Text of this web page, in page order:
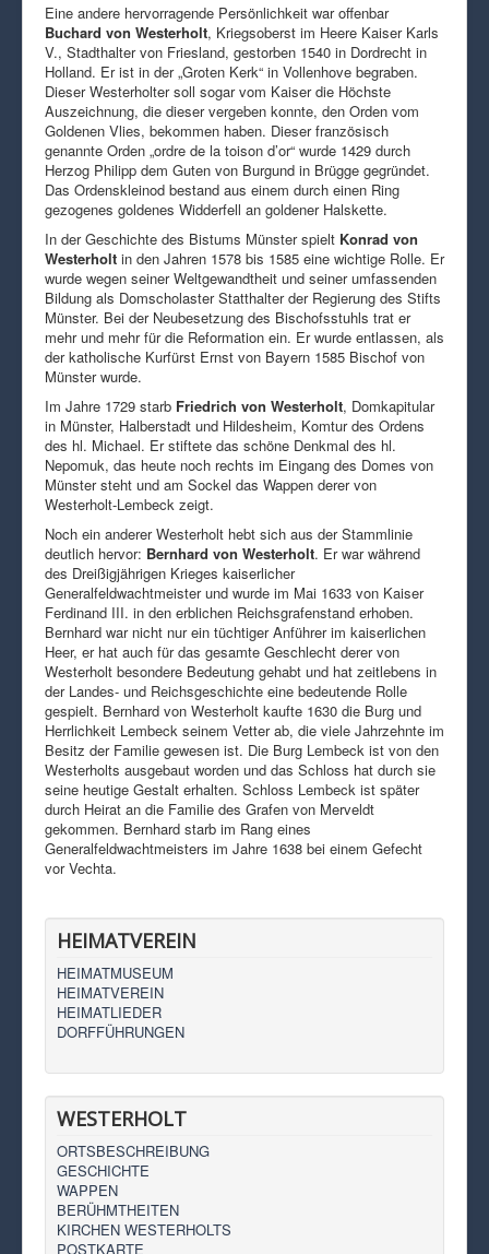
Eine andere hervorragende Persönlichkeit war offenbar
Buchard von Westerholt, Kriegsoberst im Heere Kaiser Karls
V., Stadthalter von Friesland, gestorben 1540 in Dordrecht in
Holland. Er ist in der „Groten Kerk“ in Vollenhove begraben.
Dieser Westerholter soll sogar vom Kaiser die Höchste
Auszeichnung, die dieser vergeben konnte, den Orden vom
Goldenen Vlies, bekommen haben. Dieser französisch
genannte Orden „ordre de la toison d’or“ wurde 1429 durch
Herzog Philipp dem Guten von Burgund in Brügge gegründet.
Das Ordenskleinod bestand aus einem durch einen Ring
gezogenes goldenes Widderfell an goldener Halskette.
In der Geschichte des Bistums Münster spielt Konrad von
Westerholt in den Jahren 1578 bis 1585 eine wichtige Rolle. Er
wurde wegen seiner Weltgewandtheit und seiner umfassenden
Bildung als Domscholaster Statthalter der Regierung des Stifts
Münster. Bei der Neubesetzung des Bischofsstuhls trat er
mehr und mehr für die Reformation ein. Er wurde entlassen, als
der katholische Kurfürst Ernst von Bayern 1585 Bischof von
Münster wurde.
Im Jahre 1729 starb Friedrich von Westerholt, Domkapitular
in Münster, Halberstadt und Hildesheim, Komtur des Ordens
des hl. Michael. Er stiftete das schöne Denkmal des hl.
Nepomuk, das heute noch rechts im Eingang des Domes von
Münster steht und am Sockel das Wappen derer von
Westerholt-Lembeck zeigt.
Noch ein anderer Westerholt hebt sich aus der Stammlinie
deutlich hervor: Bernhard von Westerholt. Er war während
des Dreißigjährigen Krieges kaiserlicher
Generalfeldwachtmeister und wurde im Mai 1633 von Kaiser
Ferdinand III. in den erblichen Reichsgrafenstand erhoben.
Bernhard war nicht nur ein tüchtiger Anführer im kaiserlichen
Heer, er hat auch für das gesamte Geschlecht derer von
Westerholt besondere Bedeutung gehabt und hat zeitlebens in
der Landes- und Reichsgeschichte eine bedeutende Rolle
gespielt. Bernhard von Westerholt kaufte 1630 die Burg und
Herrlichkeit Lembeck seinem Vetter ab, die viele Jahrzehnte im
Besitz der Familie gewesen ist. Die Burg Lembeck ist von den
Westerholts ausgebaut worden und das Schloss hat durch sie
seine heutige Gestalt erhalten. Schloss Lembeck ist später
durch Heirat an die Familie des Grafen von Merveldt
gekommen. Bernhard starb im Rang eines
Generalfeldwachtmeisters im Jahre 1638 bei einem Gefecht
vor Vechta.
HEIMATVEREIN
HEIMATMUSEUM
HEIMATVEREIN
HEIMATLIEDER
DORFFÜHRUNGEN
WESTERHOLT
ORTSBESCHREIBUNG
GESCHICHTE
WAPPEN
BERÜHMTHEITEN
KIRCHEN WESTERHOLTS
POSTKARTE